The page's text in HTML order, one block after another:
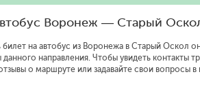
Воронеж — Старый
на автобус из Воронежа в Старый Оскол
направления. Чтобы увидеть контакты
о маршруте или задавайте свои вопросы